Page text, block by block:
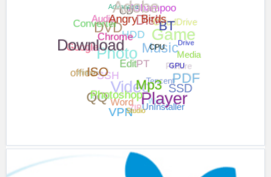
Adobe
Advanced
Angry Birds
Ashampoo
Audio
BT
CD
Chrome
CloudDrive
Converter
Disk
Download Drive
DVD
Edit
Game
Google
GPU
HDD
Media
MKV
Mp3
Music
office PDF
Photo
Photoshop
Picture
Piriform
Player
PT
QQ
SSD
SSH
Studio
Tencent
Torrent
UnInstaller
Video
VPN
Wise
Word
ZIP